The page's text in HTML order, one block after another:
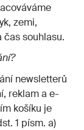
zemi,
souhlasu.
newsletterů
reklam a e-
košíku je
1 písm. a)